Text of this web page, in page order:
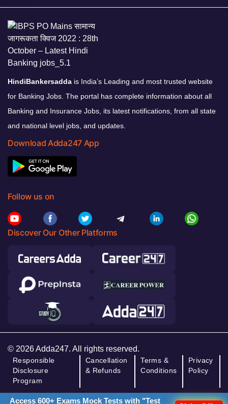
HindiBankersadda is India’s Leading and most trusted website
for Banking Jobs. The portal has complete information about all
Banking and Insurance Jobs, its latest notifications, from all state
and national level jobs, and updates.
Download Adda247 App
Follow us on
Discover Our Other Platforms
© 2026 Adda247. All rights reserved.
Responsible
Disclosure
Program
Cancellation
& Refunds
Terms &
Conditions
Privacy
Policy
Access 600+ Exams Mock Tests with "Test